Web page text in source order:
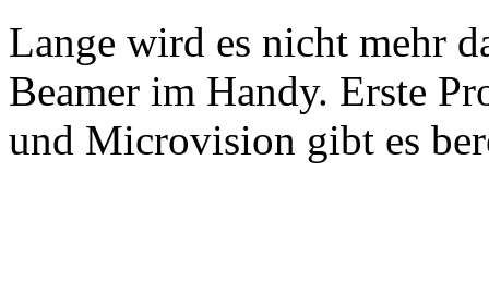
Lange wird es nicht mehr
Beamer im Handy. Erste
und Microvision gibt es